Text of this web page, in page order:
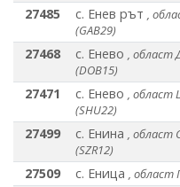
27485 с. Енев рът ,
(GAB29)
27468 с. Енево , област
(DOB15)
27471 с. Енево , област
(SHU22)
27499 с. Енина , област
(SZR12)
27509 с. Еница , област